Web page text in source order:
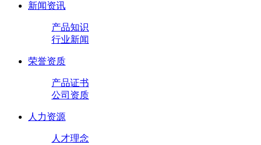
新闻资讯
产品知识
行业新闻
荣誉资质
产品证书
公司资质
人力资源
人才理念